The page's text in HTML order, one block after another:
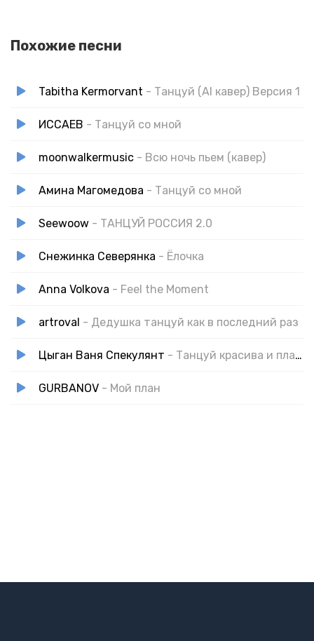
Похожие песни
Tabitha Kermorvant - Танцуй (AI кавер) Версия 1
ИССАЕВ - Танцуй со мной
moonwalkermusic - Всю ночь пьем (кавер)
Амина Магомедова - Танцуй со мной
Seewoow - ТАНЦУЙ РОССИЯ 2.0
Снежинка Северянка - Ёлочка
Anna Volkova - Feel the Moment
artroval - Дедушка танцуй как в последний раз
Цыган Ваня Спекулянт - Танцуй красива и плачь Европа
GURBANOV - Мой план